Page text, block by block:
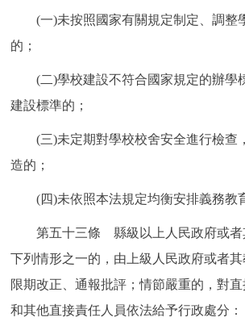
(一)未按照國家有關規定制定、調整
的；
(二)學校建設不符合國家規定的辦學
建設標準的；
(三)未定期對學校校舍安全進行檢查
造的；
(四)未依照本法規定均衡安排義務教
第五十三條 縣級以上人民政府或者
下列情形之一的，由上級人民政府或者
限期改正、通報批評；情節嚴重的，對
和其他直接責任人員依法給予行政處分：